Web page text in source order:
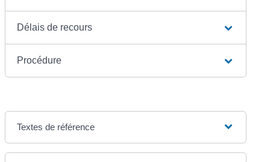
Délais de recours
Procédure
Textes de référence